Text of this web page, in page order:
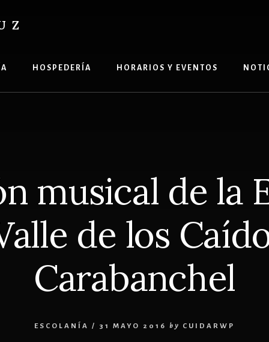
HOSPEDERÍA HORARIOS Y EVENTOS
musical de la
de los
Carabanchel
ESCOLANÍA / 31 MAYO 2016 by CUIDARWP